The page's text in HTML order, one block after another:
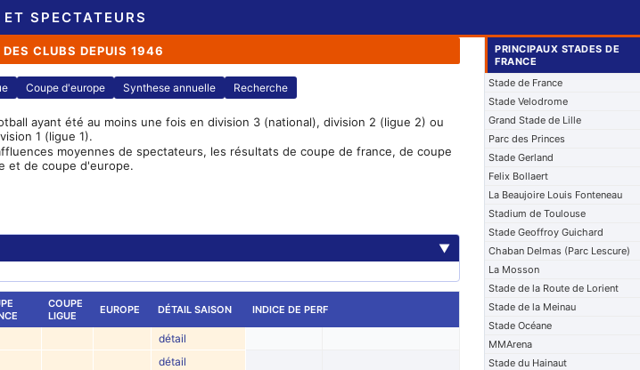
SPECTATEURS
CLUBS DEPUIS 1946
Coupe d'europe Synthese annuelle Recherche
ayant été au moins une fois en division 3 (national), division 2 (ligue 2) ou
1 (ligue 1).
moyennes de spectateurs, les résultats de coupe de france, de coupe
et de coupe d'europe.
▼
COUPE
LIGUE
EUROPE DÉTAIL SAISON INDICE DE PERF
détail
détail
PRINCIPAUX STADES DE
FRANCE
Stade de France
Stade Velodrome
Grand Stade de Lille
Parc des Princes
Stade Gerland
Felix Bollaert
La Beaujoire Louis Fonteneau
Stadium de Toulouse
Stade Geoffroy Guichard
Chaban Delmas (Parc Lescure)
La Mosson
Stade de la Route de Lorient
Stade de la Meinau
Stade Océane
MMArena
Stade du Hainaut